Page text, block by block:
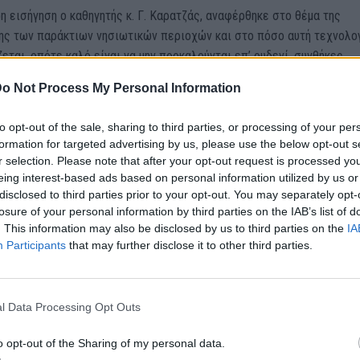
Not Process My Personal Information
opt-out of the sale, sharing to third parties, or processing of your
for targeted advertising by us, please use the below opt-out
selection. Please note that after your opt-out request is processed
interest-based ads based on personal information utilized by us
to third parties prior to your opt-out. You may separately
of your personal information by third parties on the IAB’s list of
This information may also be disclosed by us to third parties on the
Participants that may further disclose it to other third parties.
Data Processing Opt Outs
opt-out of the Sharing of my personal data.
εισήγηση ο καθηγητής κ. Γ. Καρατζάς, αναφέρθηκε στο θέμα της
των παράκτιων νησιωτικών περιοχών και στο πόσο αυτή
οπότε καλό είναι να μην προκαλούνται επ’ ουδενί, συνθήκες
στην ανάγκη διαμόρφωσης ειδικών ευρωπαϊκών πολιτικών
και τις παράκτιες περιοχές, για τη λειψυδρία και τις προκλήσεις
οι νησιωτικές περιοχές, ενώ ο Γεν. Γραμματέας Αιγαίου &
Πολιτικής Μ. Κουτουλάκης, αναφέρθηκε στην εμπειρία των
ότι η πραγματική πρόκληση για τα νησιά δεν είναι απλώς να
νερό, αλλά να αποτρέπουν τη μετατροπή του
στην ανάγκη για βιώσιμες λύσεις σε όλα τα νησιά του Αιγαίου,
χώρα που υπάρχουν παρόμοια προβλήματα, όπου η απάντηση